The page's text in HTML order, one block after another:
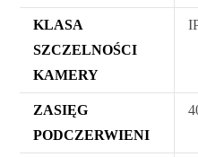
KLASA
SZCZELNOŚCI
KAMERY
ZASIĘG
PODCZERWIENI